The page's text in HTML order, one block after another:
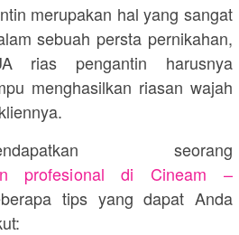
merupakan hal yang sangat
sebuah persta pernikahan,
rias pengantin harusnya
menghasilkan riasan wajah
seorang
profesional di Cineam –
tips yang dapat Anda